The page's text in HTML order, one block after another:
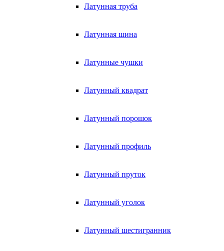
Латунная труба
Латунная шина
Латунные чушки
Латунный квадрат
Латунный порошок
Латунный профиль
Латунный пруток
Латунный уголок
Латунный шестигранник